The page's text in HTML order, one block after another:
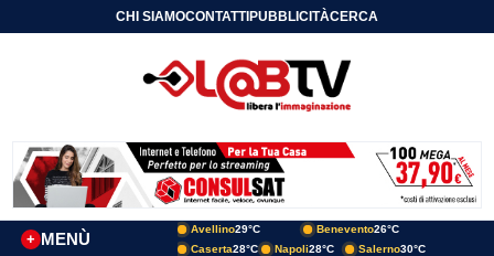
CHI SIAMOCONTATTIPUBBLICITÀCERCA
MENÙ
+
Avellino29°C Benevento26°C
Caserta28°C Napoli28°C Salerno30°C